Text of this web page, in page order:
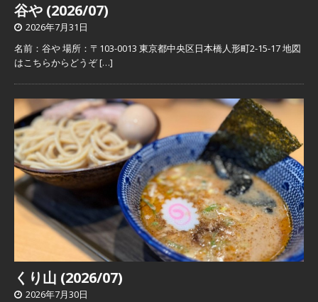
谷や (2026/07)
2026年7月31日
名前：谷や 場所：〒103-0013 東京都中央区日本橋人形町2-15-17 地図
はこちらからどうぞ[…]
くり山 (2026/07)
2026年7月30日